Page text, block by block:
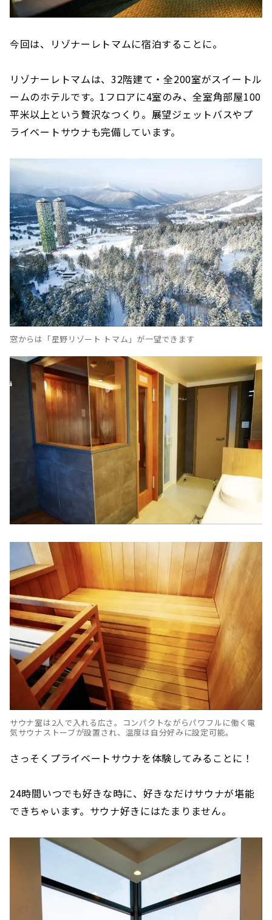
今回は、リゾナーレトマムに宿泊することに。
リゾナーレトマムは、32階建て・全200室がスイートル
ームのホテルです。1フロアに4室のみ、全室角部屋100
平米以上という贅沢なつくり。展望ジェットバスやプ
ライベートサウナも完備しています。
窓からは「星野リゾート トマム」が一望できます
サウナ室は2人で入れる広さ。コンパクトながらパワフルに働く電
気サウナストーブが設置され、温度は自分好みに設定可能。
さっそくプライベートサウナを体験してみることに！
24時間いつでも好きな時に、好きなだけサウナが堪能
できちゃいます。サウナ好きにはたまりません。